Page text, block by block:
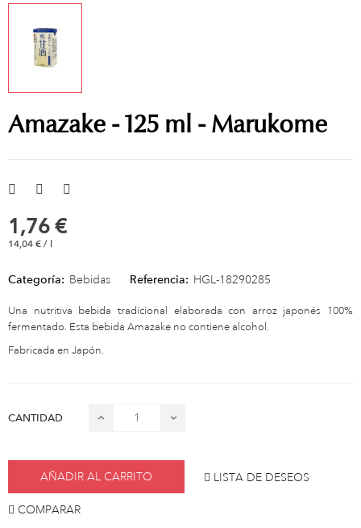
Amazake - 125 ml - Marukome
1,76 €
14,04 € / l
Categoría: Bebidas Referencia: HGL-18290285
Una nutritiva bebida tradicional elaborada con arroz japonés 100%
fermentado. Esta bebida Amazake no contiene alcohol.
Fabricada en Japón.
CANTIDAD
AÑADIR AL CARRITO LISTA DE DESEOS
COMPARAR